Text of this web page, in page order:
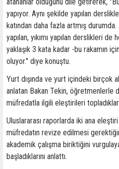
yapıyor. Aynı şekilde yapılan
katından daha fazla artmış
yapılan, yıkımı yapılan derslikleri de
yaklaşık 3 kata kadar -bu rakamın
oluyor." diye konuştu.
Yurt dışında ve yurt içindeki birçok
anlatan Bakan Tekin, öğretmenlerle
müfredatla ilgili eleştirileri
Uluslararası raporlarda iki ana
müfredatın revize edilmesi
akademik çalışma biriktiğini
başladıklarını anlattı.